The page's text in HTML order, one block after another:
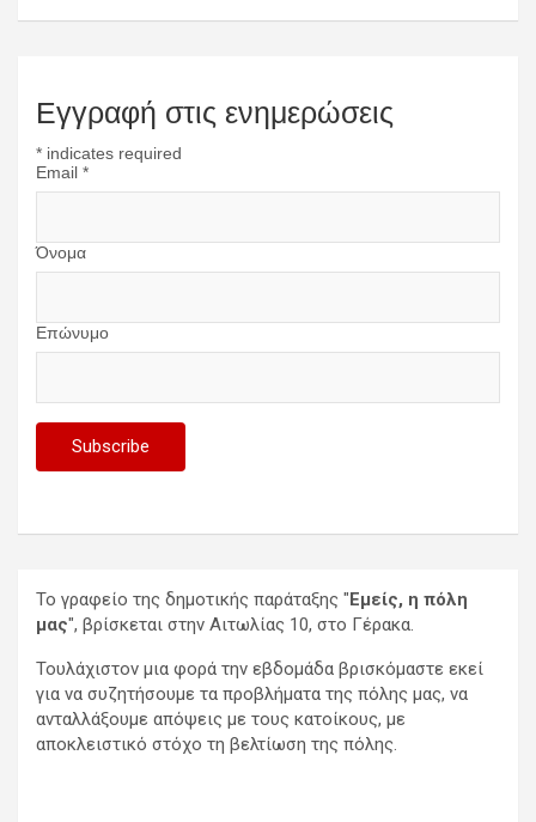
Εγγραφή στις ενημερώσεις
* indicates required
Email *
Όνομα
Επώνυμο
Το γραφείο της δημοτικής παράταξης "Εμείς, η πόλη
μας", βρίσκεται στην Αιτωλίας 10, στο Γέρακα.
Τουλάχιστον μια φορά την εβδομάδα βρισκόμαστε εκεί
για να συζητήσουμε τα προβλήματα της πόλης μας, να
ανταλλάξουμε απόψεις με τους κατοίκους, με
αποκλειστικό στόχο τη βελτίωση της πόλης.